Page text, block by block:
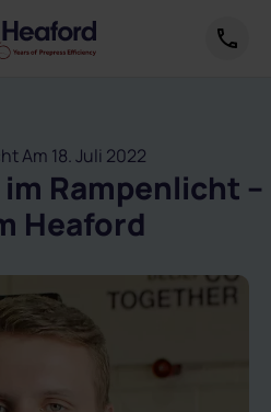
Am 18. Juli 2022
Rampenlicht –
Heaford